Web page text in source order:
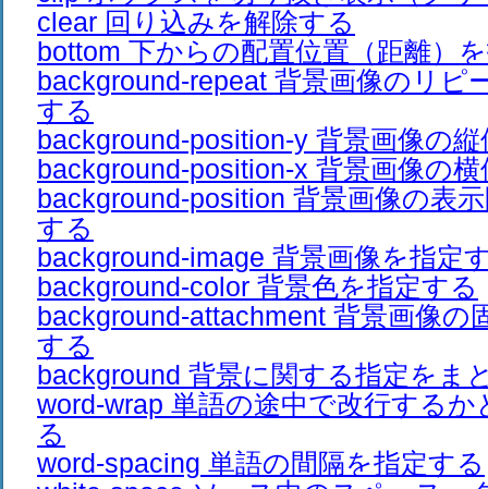
clear 回り込みを解除する
bottom 下からの配置位置（距離）
background-repeat 背景画像のリピ
する
background-position-y 背景画像の
background-position-x 背景画像の
background-position 背景画像の表
する
background-image 背景画像を指定
background-color 背景色を指定する
background-attachment 背景画像の
する
background 背景に関する指定をま
word-wrap 単語の途中で改行する
る
word-spacing 単語の間隔を指定する